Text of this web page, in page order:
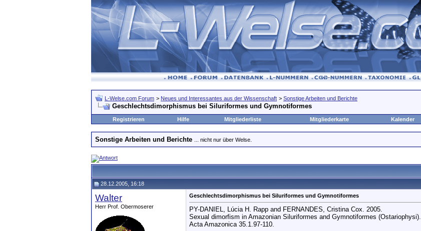
L-Welse.com Forum > Neues und Interessantes aus der Wissenschaft > Sonstige Arbeiten und Berichte
Geschlechtsdimorphismus bei Siluriformes und Gymnotiformes
Registrieren
Hilfe Mitgliederliste Mitgliederkarte Kalender
Sonstige Arbeiten und Berichte ... nicht nur über Welse.
28.12.2005, 16:18
Walter
Herr Prof. Obermoserer
Geschlechtsdimorphismus bei Siluriformes und Gymnotiformes
PY-DANIEL, Lúcia H. Rapp and FERNANDES, Cristina Cox. 2005.
Sexual dimorfism in Amazonian Siluriformes and Gymnotiformes (Ostariophysi).
Acta Amazonica 35.1.97-110.